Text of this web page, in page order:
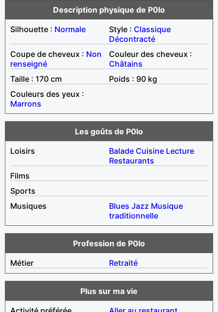
Description physique de P0lo
Silhouette : Normale Style : Classique
Décontracté
Coupe de cheveux : Non
renseigné
Couleur des cheveux :
Châtains
Taille : 170 cm
Poids : 90 kg
Couleurs des yeux :
Marrons
Les goûts de P0lo
Loisirs
Balade Cuisine Lecture
Restaurants
Films
Sports
Musiques
Blues Jazz Musique
traditionnelle
Profession de P0lo
Métier
Retraité
Plus sur ma vie